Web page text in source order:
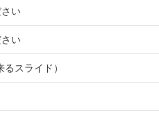
い
い
スライド）